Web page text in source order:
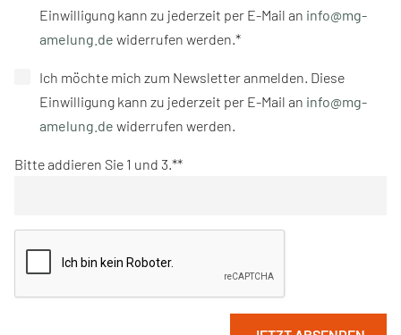
Einwilligung kann zu jederzeit per E-Mail an info@mg-
amelung.de widerrufen werden.*
Ich möchte mich zum Newsletter anmelden. Diese
Einwilligung kann zu jederzeit per E-Mail an info@mg-
amelung.de widerrufen werden.
Bitte addieren Sie 1 und 3.*